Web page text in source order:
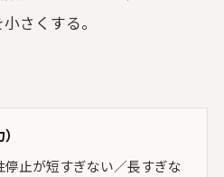
さくする。
停止が短すぎない／長すぎな